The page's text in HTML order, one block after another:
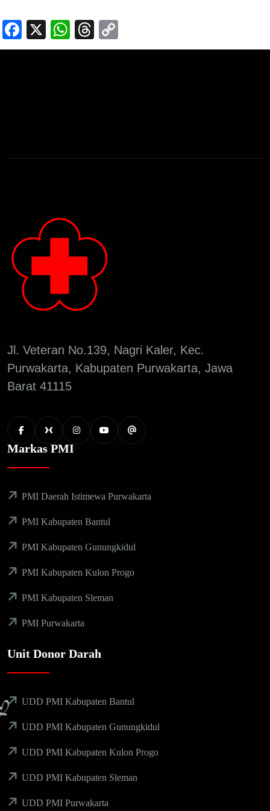
Facebook
X WhatsApp
Threads
Link
Jl. Veteran No.139, Nagri Kaler, Kec.
Purwakarta, Kabupaten Purwakarta, Jawa
Barat 41115
Markas PMI
PMI Daerah Istimewa Purwakarta
PMI Kabupaten Bantul
PMI Kabupaten Gunungkidul
PMI Kabupaten Kulon Progo
PMI Kabupaten Sleman
PMI Purwakarta
Unit Donor Darah
UDD PMI Kabupaten Bantul
UDD PMI Kabupaten Gunungkidul
UDD PMI Kabupaten Kulon Progo
UDD PMI Kabupaten Sleman
UDD PMI Purwakarta